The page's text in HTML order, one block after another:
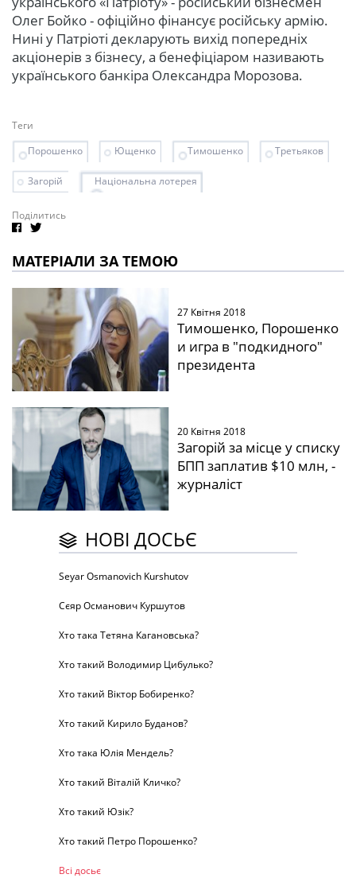
Олег Бойко - офіційно фінансує російську армію.
Нині у Патріоті декларують вихід попередніх
акціонерів з бізнесу, а бенефіціаром називають
українського банкіра Олександра Морозова.
Теги
Порошенко
Ющенко Тимошенко Третьяков
Загорій Національна лотерея
Поділитись
МАТЕРІАЛИ ЗА ТЕМОЮ
27 Квітня 2018
Тимошенко, Порошенко
и игра в "подкидного"
президента
20 Квітня 2018
Загорій за місце у списку
БПП заплатив $10 млн, -
журналіст
НОВІ ДОСЬЄ
Seyar Osmanovich Kurshutov
Сєяр Османович Куршутов
Хто така Тетяна Кагановська?
Хто такий Володимир Цибулько?
Хто такий Віктор Бобиренко?
Хто такий Кирило Буданов?
Хто така Юлія Мендель?
Хто такий Віталій Кличко?
Хто такий Юзік?
Хто такий Петро Порошенко?
Всі досьє